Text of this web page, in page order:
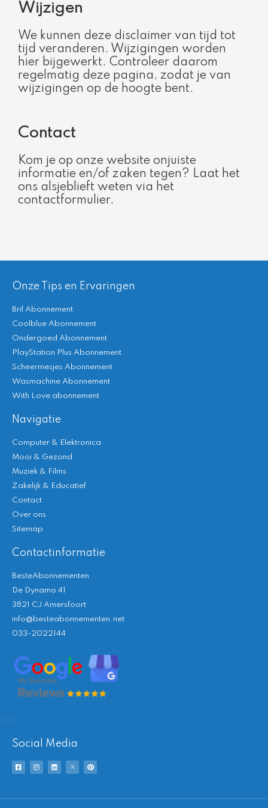
Wijzigen ​
We kunnen deze disclaimer van tijd tot
tijd veranderen. Wijzigingen worden
hier bijgewerkt. Controleer daarom
regelmatig deze pagina, zodat je van
wijzigingen op de hoogte bent.
Contact​
Kom je op onze website onjuiste
informatie en/of zaken tegen? Laat het
ons alsjeblieft weten via het
contactformulier.
Onze Tips en Ervaringen
Bril Abonnement
Coolblue Abonnement
Ondergoed Abonnement
PlayStation Plus Abonnement
Scheermesjes Abonnement
Wasmachine Abonnement
With Love abonnement
Navigatie
Computer & Elektronica
Mooi & Gezond
Muziek & Films
Zakelijk & Educatief
Contact
Over ons
Sitemap
Contactinformatie
BesteAbonnementen
De Dynamo 41
3821 CJ Amersfoort
info@besteabonnementen.net
033-2022144
Social Media
F
a
c
I
n
s
L
i
n
T
w
i
P
i
n